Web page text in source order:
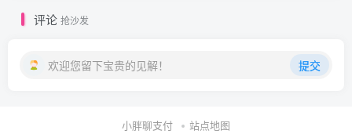
评论 抢沙发
欢迎您留下宝贵的见解！ 提交
小胖聊支付 站点地图